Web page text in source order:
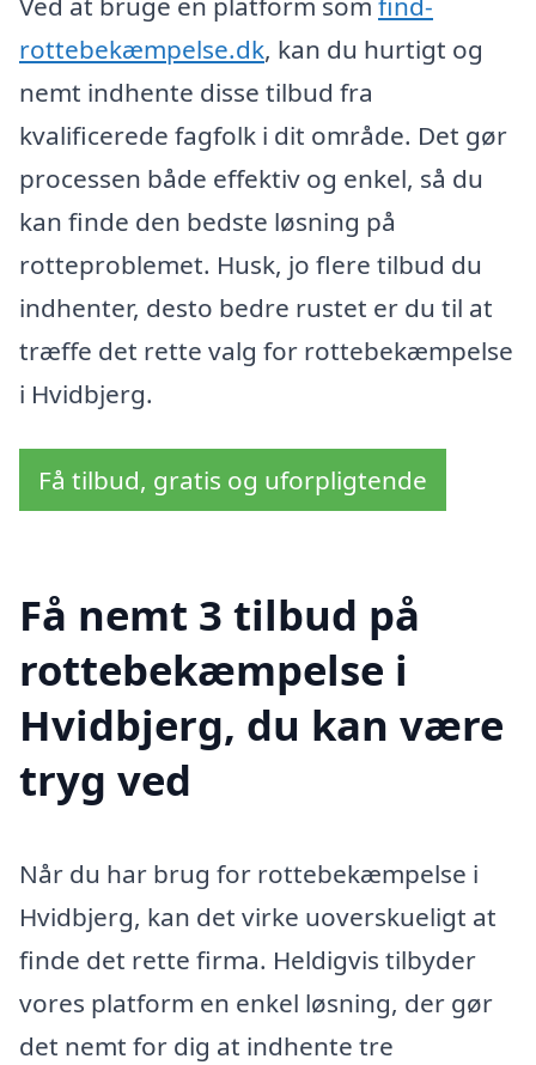
rottebekæmpelse.dk, kan du hurtigt og
nemt indhente disse tilbud fra
kvalificerede fagfolk i dit område. Det gør
processen både effektiv og enkel, så du
kan finde den bedste løsning på
rotteproblemet. Husk, jo flere tilbud du
indhenter, desto bedre rustet er du til at
træffe det rette valg for rottebekæmpelse
i Hvidbjerg.
Få tilbud, gratis og uforpligtende
Få nemt 3 tilbud på
rottebekæmpelse i
Hvidbjerg, du kan være
tryg ved
Når du har brug for rottebekæmpelse i
Hvidbjerg, kan det virke uoverskueligt at
finde det rette firma. Heldigvis tilbyder
vores platform en enkel løsning, der gør
det nemt for dig at indhente tre